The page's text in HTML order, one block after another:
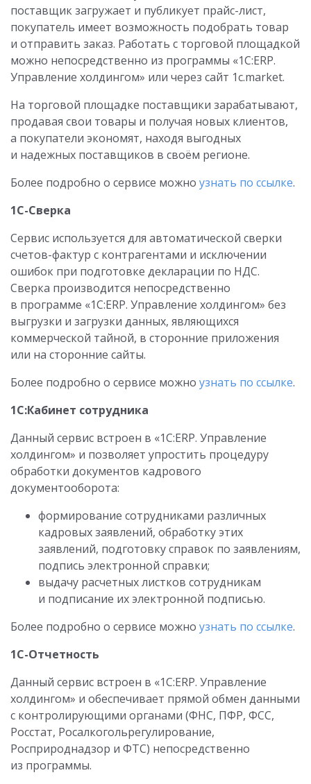
поставщик загружает и публикует прайс-лист,
покупатель имеет возможность подобрать товар
и отправить заказ. Работать с торговой площадкой
можно непосредственно из программы «1С:ERP.
Управление холдингом» или через сайт 1c.market.
На торговой площадке поставщики зарабатывают,
продавая свои товары и получая новых клиентов,
а покупатели экономят, находя выгодных
и надежных поставщиков в своём регионе.
Более подробно о сервисе можно узнать по ссылке.
1С-Сверка
Сервис используется для автоматической сверки
счетов-фактур с контрагентами и исключении
ошибок при подготовке декларации по НДС.
Сверка производится непосредственно
в программе «1С:ERP. Управление холдингом» без
выгрузки и загрузки данных, являющихся
коммерческой тайной, в сторонние приложения
или на сторонние сайты.
Более подробно о сервисе можно узнать по ссылке.
1С:Кабинет сотрудника
Данный сервис встроен в «1С:ERP. Управление
холдингом» и позволяет упростить процедуру
обработки документов кадрового
документооборота:
формирование сотрудниками различных
кадровых заявлений, обработку этих
заявлений, подготовку справок по заявлениям,
подпись электронной справки;
выдачу расчетных листков сотрудникам
и подписание их электронной подписью.
Более подробно о сервисе можно узнать по ссылке.
1С-Отчетность
Данный сервис встроен в «1С:ERP. Управление
холдингом» и обеспечивает прямой обмен данными
с контролирующими органами (ФНС, ПФР, ФСС,
Росстат, Росалкогольрегулирование,
Росприроднадзор и ФТС) непосредственно
из программы.